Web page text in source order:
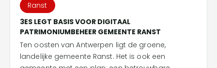
Ranst
3ES LEGT BASIS VOOR DIGITAAL
PATRIMONIUMBEHEER GEMEENTE RANST
Ten oosten van Antwerpen ligt de groene,
landelijke gemeente Ranst. Het is ook een